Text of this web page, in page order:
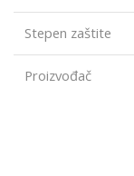
Stepen zaštite
Proizvođač